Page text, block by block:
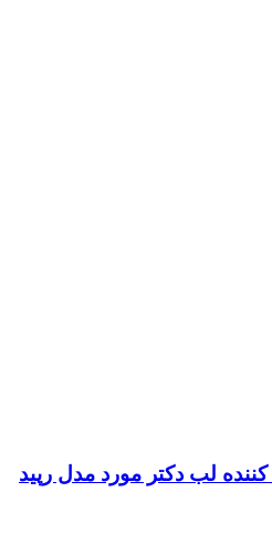
لب دکتر مورد مدل رپید